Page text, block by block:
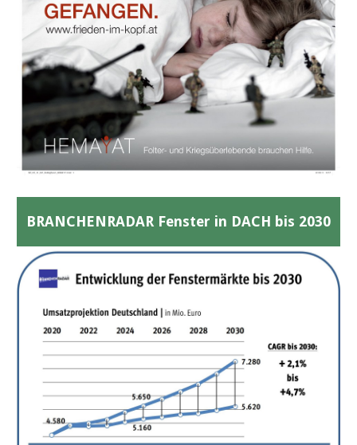
BRANCHENRADAR Fenster in DACH bis 2030